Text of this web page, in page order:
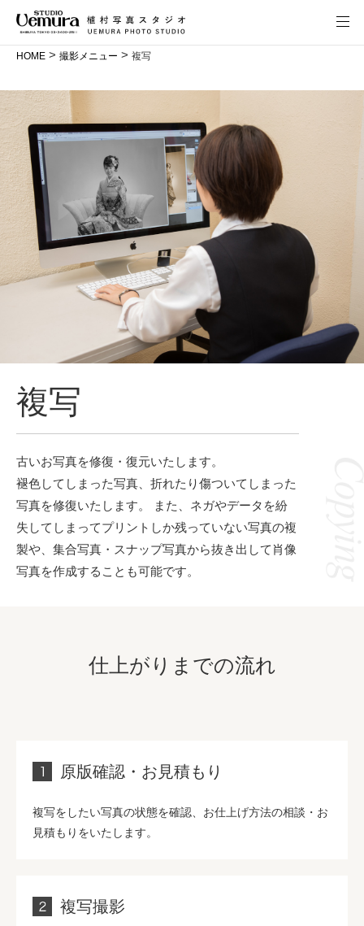
HOME > 撮影メニュー > 複写
複写
古いお写真を修復・復元いたします。
褪色してしまった写真、折れたり傷ついてしまった
写真を修復いたします。 また、ネガやデータを紛
失してしまってプリントしか残っていない写真の複
製や、集合写真・スナップ写真から抜き出して肖像
写真を作成することも可能です。
仕上がりまでの流れ
原版確認・お見積もり
複写をしたい写真の状態を確認、お仕上げ方法の相談・お
見積もりをいたします。
複写撮影